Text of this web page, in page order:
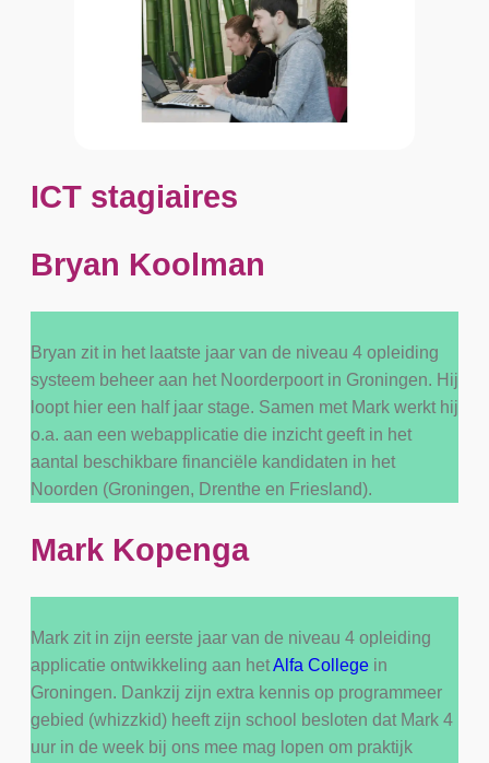
ICT stagiaires
Bryan Koolman
Bryan zit in het laatste jaar van de niveau 4 opleiding
systeem beheer aan het Noorderpoort in Groningen. Hij
loopt hier een half jaar stage. Samen met Mark werkt hij
o.a. aan een webapplicatie die inzicht geeft in het
aantal beschikbare financiële kandidaten in het
Noorden (Groningen, Drenthe en Friesland).
Mark Kopenga
Mark zit in zijn eerste jaar van de niveau 4 opleiding
applicatie ontwikkeling aan hetAlfa College in
Groningen. Dankzij zijn extra kennis op programmeer
gebied (whizzkid) heeft zijn school besloten dat Mark 4
uur in de week bij ons mee mag lopen om praktijk